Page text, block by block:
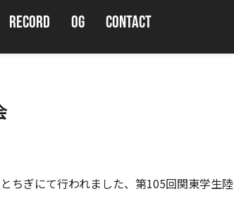
RECORD OG CONTACT
ちぎにて行われました、第105回関東学生陸